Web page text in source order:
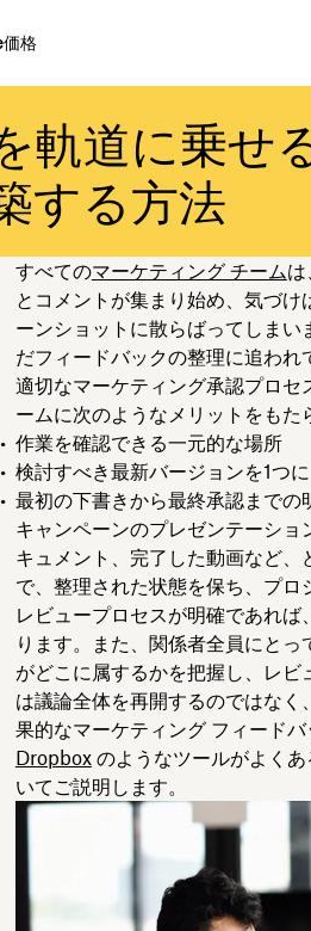
価格
軌道に乗せ
する方法
すべてのマーケティング チーム
とコメントが集まり始め、気づ
ーンショットに散らばってしまい
だフィードバックの整理に追われ
適切なマーケティング承認プロ
ームに次のようなメリットをもた
作業を確認できる一元的な場所
検討すべき最新バージョンを1つに
最初の下書きから最終承認までの
キャンペーンのプレゼンテーシ
キュメント、完了した動画など
で、整理された状態を保ち、プロ
レビュープロセスが明確であれ
ります。また、関係者全員にと
がどこに属するかを把握し、レ
は議論全体を再開するのではな
果的なマーケティング フィード
Dropboxのようなツールがよく
いてご説明します。